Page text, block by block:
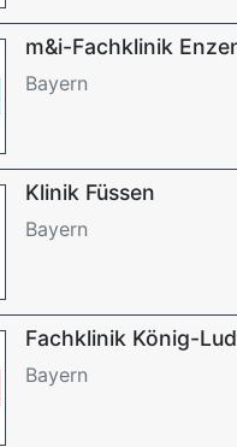
m&i-Fachklinik
Bayern
Klinik Füssen
Bayern
Fachklinik König-
Bayern